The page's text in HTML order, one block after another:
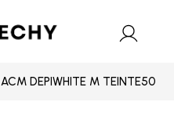
ACM DEPIWHITE M TEINTE50